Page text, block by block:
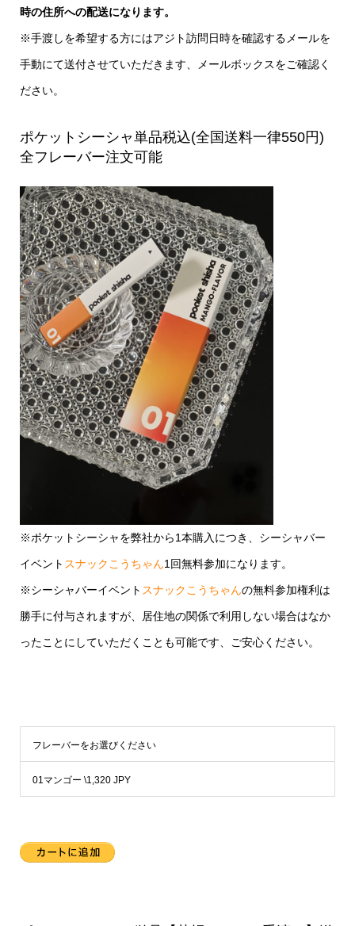
時の住所への配送になります。
※手渡しを希望する方にはアジト訪問日時を確認するメールを
手動にて送付させていただきます、メールボックスをご確認く
ださい。
ポケットシーシャ単品税込(全国送料一律550円)
全フレーバー注文可能
※ポケットシーシャを弊社から1本購入につき、シーシャバー
イベント スナックこうちゃん1回無料参加になります。
※シーシャバーイベント スナックこうちゃんの無料参加権利は
勝手に付与されますが、居住地の関係で利用しない場合はなか
ったことにしていただくことも可能です、ご安心ください。
フレーバーをお選びください